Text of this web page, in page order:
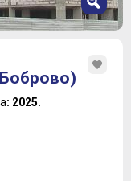
: 2025.